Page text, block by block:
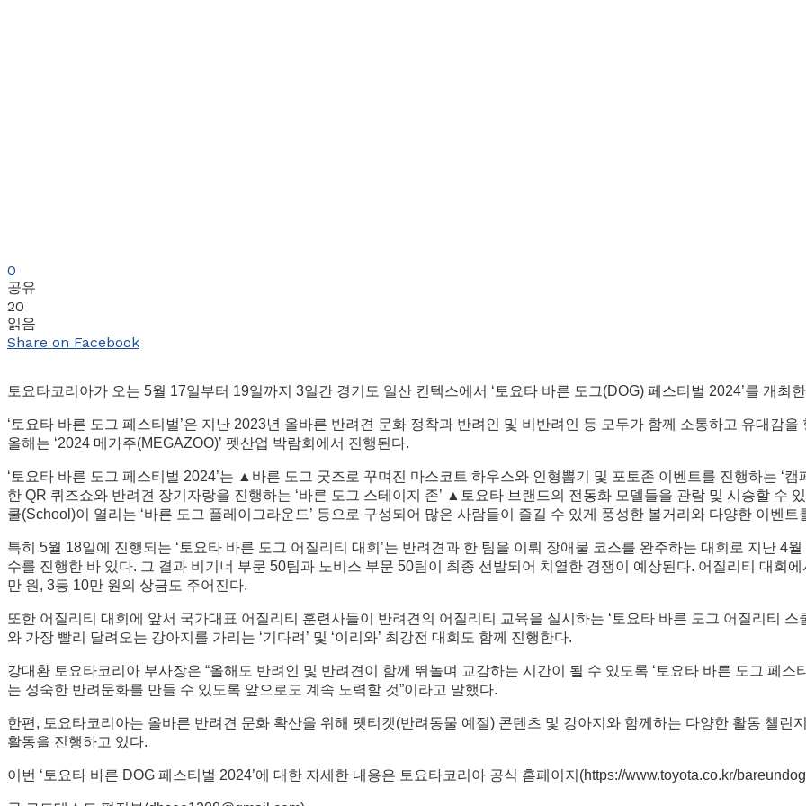
0
공유
20
읽음
Share on Facebook
토요타코리아가 오는 5월 17일부터 19일까지 3일간 경기도 일산 킨텍스에서 ‘토요타 바른 도그(DOG) 페스티벌 2024’를 개최
‘토요타 바른 도그 페스티벌’은 지난 2023년 올바른 반려견 문화 정착과 반려인 및 비반려인 등 모두가 함께 소통하고 유대감
올해는 ‘2024 메가주(MEGAZOO)’ 펫산업 박람회에서 진행된다.
‘토요타 바른 도그 페스티벌 2024’는 ▲바른 도그 굿즈로 꾸며진 마스코트 하우스와 인형뽑기 및 포토존 이벤트를 진행하는 ‘
한 QR 퀴즈쇼와 반려견 장기자랑을 진행하는 ‘바른 도그 스테이지 존’ ▲토요타 브랜드의 전동화 모델들을 관람 및 시승할 수
쿨(School)이 열리는 ‘바른 도그 플레이그라운드’ 등으로 구성되어 많은 사람들이 즐길 수 있게 풍성한 볼거리와 다양한 이벤트
특히 5월 18일에 진행되는 ‘토요타 바른 도그 어질리티 대회’는 반려견과 한 팀을 이뤄 장애물 코스를 완주하는 대회로 지난 4
수를 진행한 바 있다. 그 결과 비기너 부문 50팀과 노비스 부문 50팀이 최종 선발되어 치열한 경쟁이 예상된다. 어질리티 대회
만 원, 3등 10만 원의 상금도 주어진다.
또한 어질리티 대회에 앞서 국가대표 어질리티 훈련사들이 반려견의 어질리티 교육을 실시하는 ‘토요타 바른 도그 어질리티 스
와 가장 빨리 달려오는 강아지를 가리는 ‘기다려’ 및 ‘이리와’ 최강전 대회도 함께 진행한다.
강대환 토요타코리아 부사장은 “올해도 반려인 및 반려견이 함께 뛰놀며 교감하는 시간이 될 수 있도록 ‘토요타 바른 도그 페스
는 성숙한 반려문화를 만들 수 있도록 앞으로도 계속 노력할 것”이라고 말했다.
한편, 토요타코리아는 올바른 반려견 문화 확산을 위해 펫티켓(반려동물 예절) 콘텐츠 및 강아지와 함께하는 다양한 활동 챌린
활동을 진행하고 있다.
이번 ‘토요타 바른 DOG 페스티벌 2024’에 대한 자세한 내용은 토요타코리아 공식 홈페이지(https://www.toyota.co.kr/